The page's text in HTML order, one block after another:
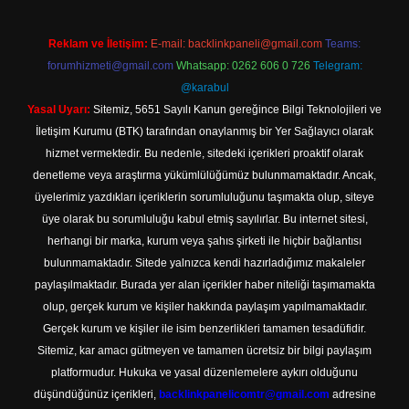
Reklam ve İletişim: E-mail: backlinkpaneli@gmail.com Teams:
forumhizmeti@gmail.com Whatsapp: 0262 606 0 726 Telegram:
@karabul
Yasal Uyarı: Sitemiz, 5651 Sayılı Kanun gereğince Bilgi Teknolojileri ve
İletişim Kurumu (BTK) tarafından onaylanmış bir Yer Sağlayıcı olarak
hizmet vermektedir. Bu nedenle, sitedeki içerikleri proaktif olarak
denetleme veya araştırma yükümlülüğümüz bulunmamaktadır. Ancak,
üyelerimiz yazdıkları içeriklerin sorumluluğunu taşımakta olup, siteye
üye olarak bu sorumluluğu kabul etmiş sayılırlar. Bu internet sitesi,
herhangi bir marka, kurum veya şahıs şirketi ile hiçbir bağlantısı
bulunmamaktadır. Sitede yalnızca kendi hazırladığımız makaleler
paylaşılmaktadır. Burada yer alan içerikler haber niteliği taşımamakta
olup, gerçek kurum ve kişiler hakkında paylaşım yapılmamaktadır.
Gerçek kurum ve kişiler ile isim benzerlikleri tamamen tesadüfidir.
Sitemiz, kar amacı gütmeyen ve tamamen ücretsiz bir bilgi paylaşım
platformudur. Hukuka ve yasal düzenlemelere aykırı olduğunu
düşündüğünüz içerikleri, backlinkpanelicomtr@gmail.com adresine